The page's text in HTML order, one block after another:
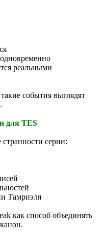
реальными
события выглядят
для TES
серии:
Тамриэля
как способ объединять